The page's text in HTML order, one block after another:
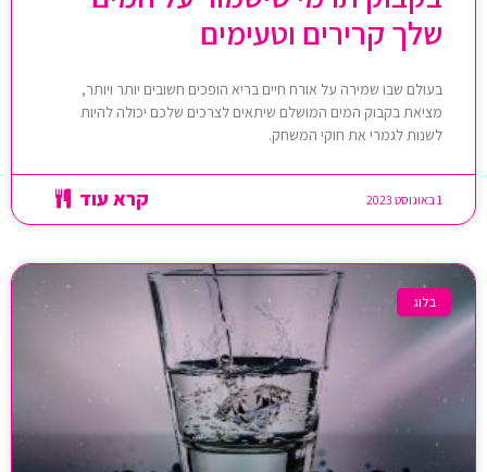
שלך קרירים וטעימים
בעולם שבו שמירה על אורח חיים בריא הופכים חשובים יותר ויותר,
מציאת בקבוק המים המושלם שיתאים לצרכים שלכם יכולה להיות
לשנות לגמרי את חוקי המשחק.
קרא עוד 1 באוגוסט 2023
בלוג